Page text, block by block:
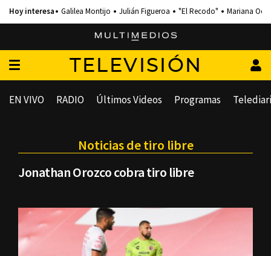
Galilea Montijo Julián Figueroa "El Recodo" Mariana
TELEVISIÓN
EN VIVO RADIO Últimos Videos Programas
Noticias de tiro libre
Jonathan Orozco cobra tiro libre